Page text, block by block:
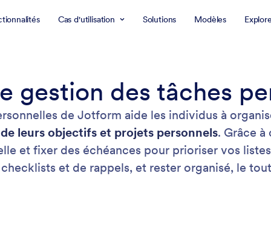
Cas d'utilisation Solutions Modèles
gestion des tâches
de Jotform aide les individus à
leurs objectifs et projets personnels. Grâce
et fixer des échéances pour prioriser vos
et de rappels, et rester organisé, le tout